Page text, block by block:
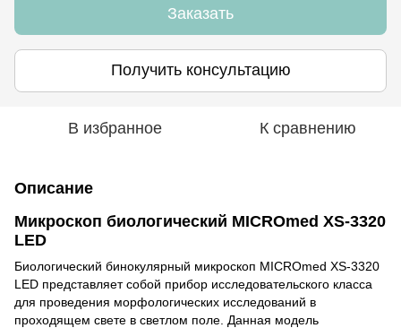
Заказать
Получить консультацию
В избранное К сравнению
Описание
Микроскоп биологический MICROmed XS-3320
LED
Биологический бинокулярный микроскоп MICROmed XS-3320
LED представляет собой прибор исследовательского класса
для проведения морфологических исследований в
проходящем свете в светлом поле. Данная модель